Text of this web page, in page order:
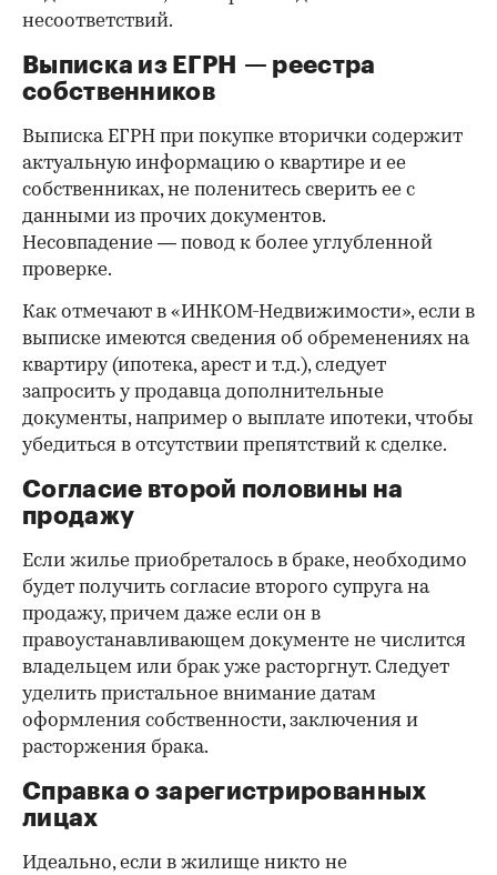
несоответствий.
Выписка из ЕГРН — реестра
собственников
Выписка ЕГРН при покупке вторички содержит
актуальную информацию о квартире и ее
собственниках, не поленитесь сверить ее с
данными из прочих документов.
Несовпадение — повод к более углубленной
проверке.
Как отмечают в «ИНКОМ-Недвижимости», если в
выписке имеются сведения об обременениях на
квартиру (ипотека, арест и т.д.), следует
запросить у продавца дополнительные
документы, например о выплате ипотеки, чтобы
убедиться в отсутствии препятствий к сделке.
Согласие второй половины на
продажу
Если жилье приобреталось в браке, необходимо
будет получить согласие второго супруга на
продажу, причем даже если он в
правоустанавливающем документе не числится
владельцем или брак уже расторгнут. Следует
уделить пристальное внимание датам
оформления собственности, заключения и
расторжения брака.
Справка о зарегистрированных
лицах
Идеально, если в жилище никто не